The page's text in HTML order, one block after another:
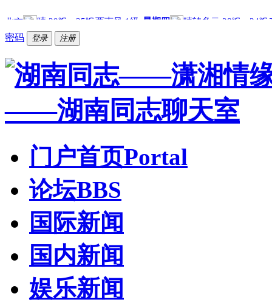
密码 登录 注册
门户首页Portal
论坛BBS
国际新闻
国内新闻
娱乐新闻